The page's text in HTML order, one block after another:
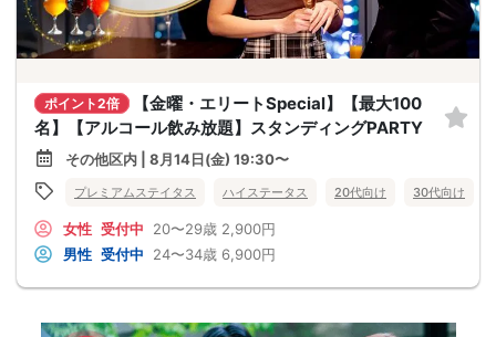
ポイント2倍
【金曜・エリートSpecial】【最大100
名】【アルコール飲み放題】スタンディングPARTY
その他区内 | 8月14日(金) 19:30〜
プレミアムステイタス ハイステータス 20代向け 30代向け
女性 受付中 20〜29歳 2,900円
男性 受付中 24〜34歳 6,900円